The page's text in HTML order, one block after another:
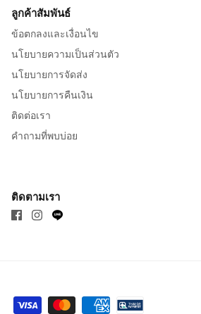
ลูกค้าสัมพันธ์
ข้อตกลงและเงื่อนไข
นโยบายความเป็นส่วนตัว
นโยบายการจัดส่ง
นโยบายการคืนเงิน
ติดต่อเรา
คำถามที่พบบ่อย
ติดตามเรา